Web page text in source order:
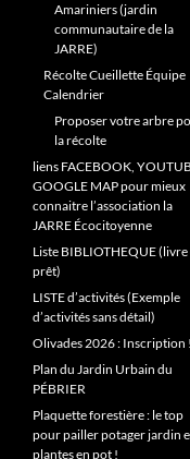
Amariniers (jardin
communautaire de la
JARRE)
Récolte Cueillette Équipe
Calendrier
Proposer votre arbre
la récolte
liens FACEBOOK,
GOOGLE MAP pour mieux
connaitre l’association la
JARRE Écocitoyenne
Liste BIBLIOTHEQUE (livre
prêt)
LISTE d’activités (Exemple
d’activités sans détail)
Olivades 2026 : Inscription !
Plan du Jardin Urbain du
PÉBRIER
Plaquette forestière : le top
pour pailler potager jardin
plantes en pot !